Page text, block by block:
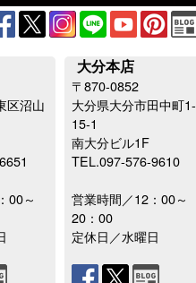
区沼山
00～
大分本店
〒870-0852
大分県大分市田中町1-
15-1
南大分ビル1F
TEL.097-576-9610
営業時間／12：00～
20：00
定休日／水曜日